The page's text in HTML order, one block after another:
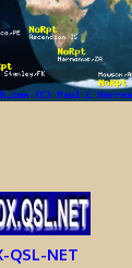
QSL-NET